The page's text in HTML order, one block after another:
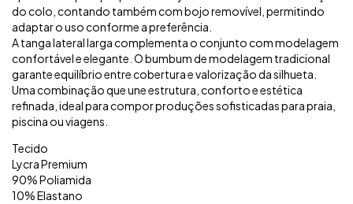
do colo, contando também com bojo removível, permitindo
adaptar o uso conforme a preferência.
A tanga lateral larga complementa o conjunto com modelagem
confortável e elegante. O bumbum de modelagem tradicional
garante equilíbrio entre cobertura e valorização da silhueta.
Uma combinação que une estrutura, conforto e estética
refinada, ideal para compor produções sofisticadas para praia,
piscina ou viagens.
Tecido
Lycra Premium
90% Poliamida
10% Elastano